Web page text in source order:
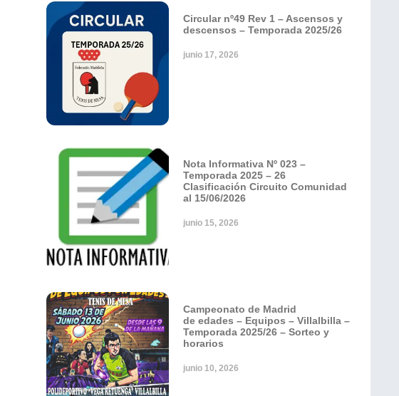
Circular nº49 Rev 1 – Ascensos y
descensos – Temporada 2025/26
junio 17, 2026
Nota Informativa Nº 023 –
Temporada 2025 – 26
Clasificación Circuito Comunidad
al 15/06/2026
junio 15, 2026
Campeonato de Madrid
de edades – Equipos – Villalbilla –
Temporada 2025/26 – Sorteo y
horarios
junio 10, 2026